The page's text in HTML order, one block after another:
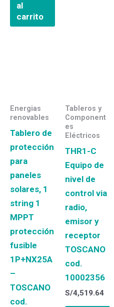
al
carrito
Energias
renovables
Tablero de
protección
para
paneles
solares, 1
string 1
MPPT
protección
fusible
1P+NX25A
–
TOSCANO
cod.
Tableros y
Component
es
Eléctricos
THR1-C
Equipo de
nivel de
control via
radio,
emisor y
receptor
TOSCANO
cod.
10002356
S/4,519.64